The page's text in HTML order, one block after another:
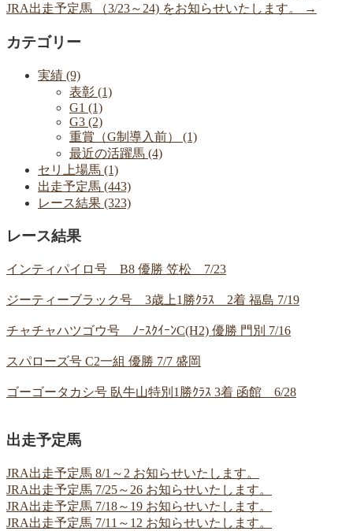
JRA出走予定馬 （3/23～24) をお知らせいたします。
→
カテゴリー
実績 (9)
表彰 (1)
G1 (1)
G3 (2)
重賞（G制導入前） (1)
最近の活躍馬 (4)
セリ上場馬 (1)
出走予定馬 (443)
レース結果 (323)
レース結果
インティパイロ号 B8 優勝 笠松 7/23
ジーティーブラック号 3歳上1勝ｸﾗｽ 2着 福島 7/19
チャチャハツゴウ号 ﾉｰｽｸｲｰﾝC(H2) 優勝 門別 7/16
スパローズ号 C2一組 優勝 7/7 盛岡
ゴーゴータカシ号 臥牛山特別1勝ｸﾗｽ 3着 函館 6/28
出走予定馬
JRA出走予定馬 8/1～2 お知らせいたします。
JRA出走予定馬 7/25～26 お知らせいたします。
JRA出走予定馬 7/18～19 お知らせいたします。
JRA出走予定馬 7/11～12 お知らせいたします。